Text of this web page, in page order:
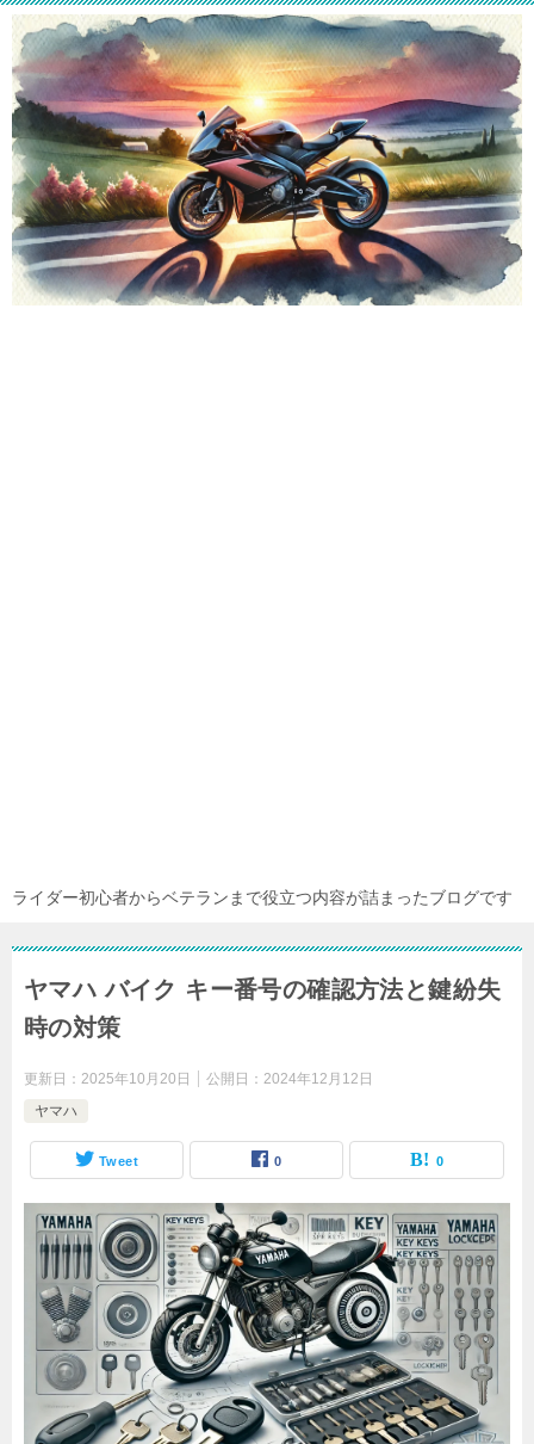
ライダー初心者からベテランまで役立つ内容が詰まったブログです
ヤマハ バイク キー番号の確認方法と鍵紛失
時の対策
更新日： 2025年10月20日 公開日： 2024年12月12日
ヤマハ
Tweet 0 0